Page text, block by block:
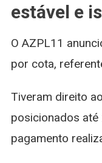
estável e
O AZPL11
por cota,
Tiveram direito
posicionados
pagamento